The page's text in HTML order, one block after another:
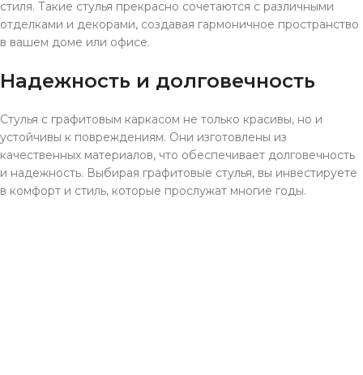
стиля. Такие стулья прекрасно сочетаются с различными
отделками и декорами, создавая гармоничное пространство
в вашем доме или офисе.
Надежность и долговечность
Стулья с графитовым каркасом не только красивы, но и
устойчивы к повреждениям. Они изготовлены из
качественных материалов, что обеспечивает долговечность
и надежность. Выбирая графитовые стулья, вы инвестируете
в комфорт и стиль, которые прослужат многие годы.